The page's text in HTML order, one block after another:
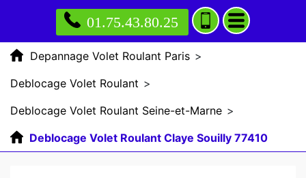
01.75.43.80.25
Depannage Volet Roulant Paris >
Deblocage Volet Roulant >
Deblocage Volet Roulant Seine-et-Marne >
Deblocage Volet Roulant Claye Souilly 77410